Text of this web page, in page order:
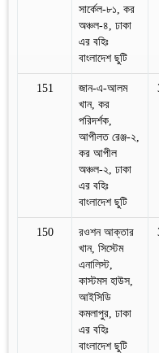
সার্কেল-৮১, কর
অঞ্চল-৪, ঢাকা
এর বহিঃ
বাংলাদেশ ছুটি
151
জান-এ-আলম
খান, কর
পরিদর্শক,
আপীলত রেঞ্জ-২,
কর আপীল
অঞ্চল-২, ঢাকা
এর বহিঃ
বাংলাদেশ ছুটি
150
রওশন আক্তার
খান, সিস্টেম
এনালিস্ট,
কাস্টমস হাউস,
আইসিডি
কমলাপুর, ঢাকা
এর বহিঃ
বাংলাদেশ ছুটি